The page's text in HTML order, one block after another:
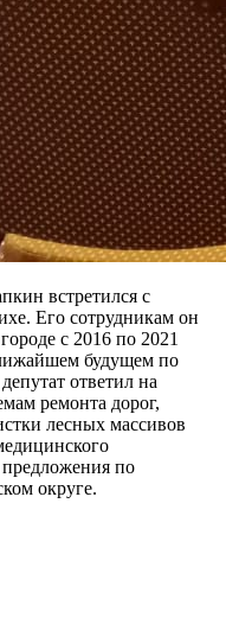
встретился с
Его сотрудникам он
с 2016 по 2021
будущем по
ответил на
ремонта дорог,
лесных массивов
по
округе.